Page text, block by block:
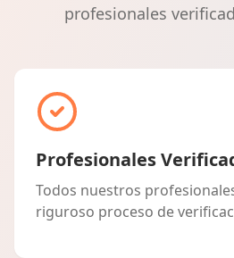
profesionales
Profesionales
Todos nuestros
riguroso proceso de